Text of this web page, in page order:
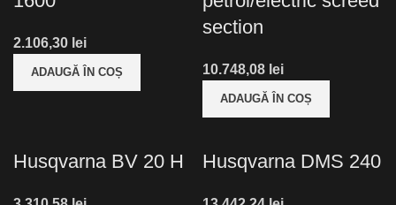
lei
ADAUGĂ ÎN COȘ
section
lei
ADAUGĂ ÎN COȘ
Husqvarna BV 20 H Husqvarna DMS 240